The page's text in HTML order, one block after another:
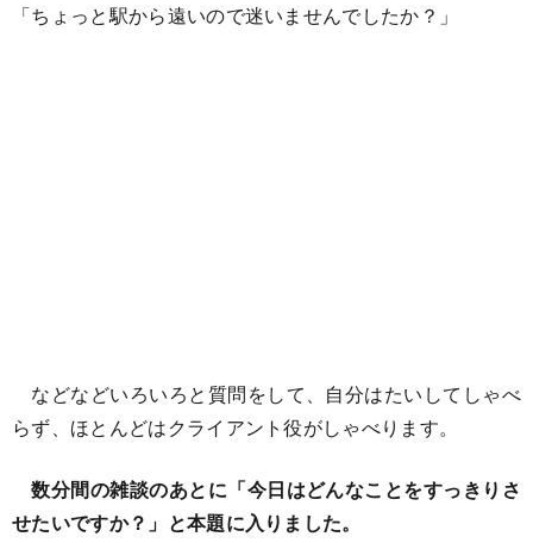
「ちょっと駅から遠いので迷いませんでしたか？」
などなどいろいろと質問をして、自分はたいしてしゃべ
らず、ほとんどはクライアント役がしゃべります。
数分間の雑談のあとに「今日はどんなことをすっきりさ
せたいですか？」と本題に入りました。